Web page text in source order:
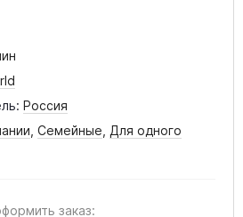
Россия
Семейные Для одного
заказ: